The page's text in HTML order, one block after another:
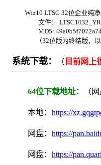
Win10 LTSC 32位企业纯净
文件：
MD5:
（32位版为终结版，以后
系统下载： （ 目前网上
64位下载地址： （
本地： https://
网盘： https://
网盘： https://